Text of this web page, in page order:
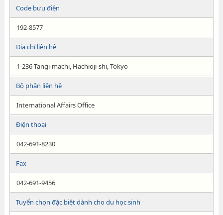
Code bưu điện
192-8577
Địa chỉ liên hệ
1-236 Tangi-machi, Hachioji-shi, Tokyo
Bộ phận liên hệ
International Affairs Office
Điện thoại
042-691-8230
Fax
042-691-9456
Tuyển chọn đặc biệt dành cho du học sinh